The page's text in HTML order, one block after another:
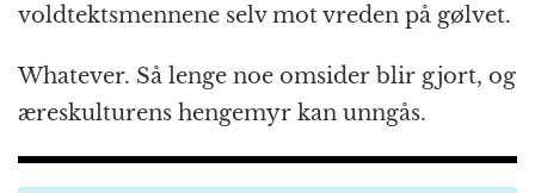
voldtektsmennene selv mot vreden på gølvet.
Whatever. Så lenge noe omsider blir gjort, og
æreskulturens hengemyr kan unngås.